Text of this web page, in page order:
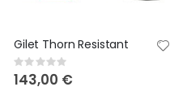
Gilet Thorn Resistant
Rating:
0%
143,00 €